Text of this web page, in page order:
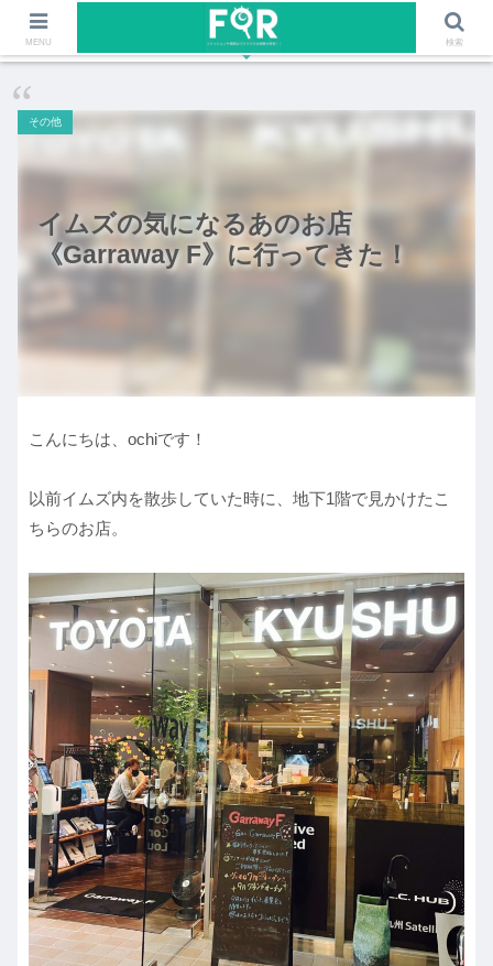
ファッションや福岡のワクワクする情報を発信！！
イムズの気になるあのお店
《Garraway F》に行ってきた！
その他
こんにちは、ochiです！
以前イムズ内を散歩していた時に、地下1階で見かけたこ
ちらのお店。
MENU 検索